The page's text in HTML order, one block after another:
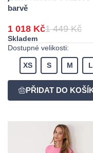
barvě
1 018 Kč1 449 Kč
Skladem
Dostupné velikosti:
XS S M L